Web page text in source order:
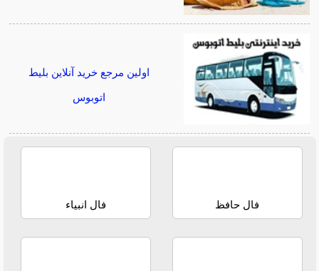
اولین مرجع خرید آنلاین بلیط
اتوبوس
فال حافظ فال انبیاء